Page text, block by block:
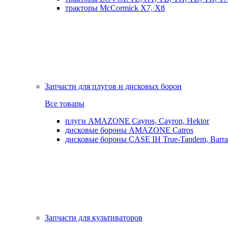
тракторы McCormick X7, X8
Запчасти для плугов и дисковых борон
Все товары
плуги AMAZONE Cayros, Cayron, Hektor
дисковые бороны AMAZONE Catros
дисковые бороны CASE IH True-Tandem,
Запчасти для культиваторов